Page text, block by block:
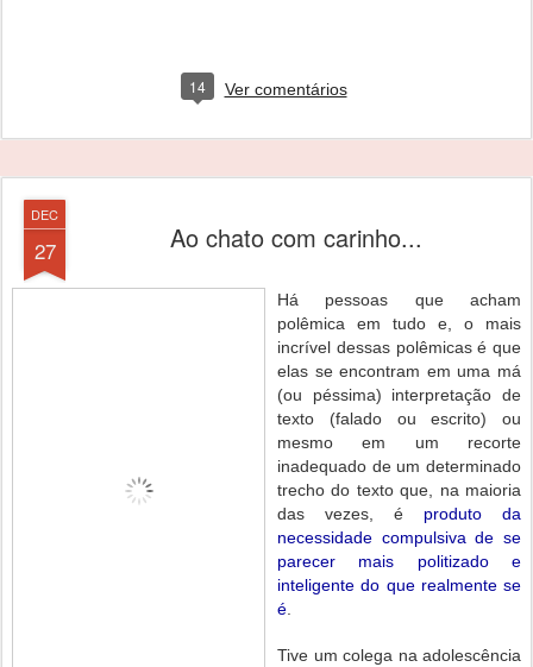
14 Ver comentários
DEC
27 Ao chato com carinho...
Há pessoas que acham
polêmica em tudo e, o mais
incrível dessas polêmicas é que
elas se encontram em uma má
(ou péssima) interpretação de
texto (falado ou escrito) ou
mesmo em um recorte
inadequado de um determinado
trecho do texto que, na maioria
das vezes, é produto da
necessidade compulsiva de se
parecer mais politizado e
inteligente do que realmente se
é
Tive um colega na adolescência